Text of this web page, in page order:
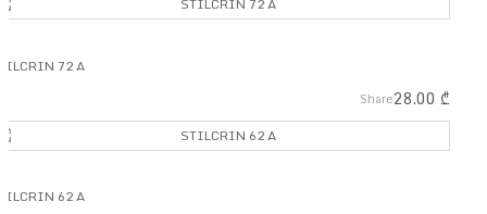
72 A
28.00 ₾
Share
62 A